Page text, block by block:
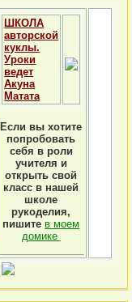
ШКОЛА
авторской
куклы.
Уроки
ведет
Акуна
Матата
Если вы хотите
попробовать
себя в роли
учителя и
открыть свой
класс в нашей
школе
рукоделия,
пишите в моем
домике